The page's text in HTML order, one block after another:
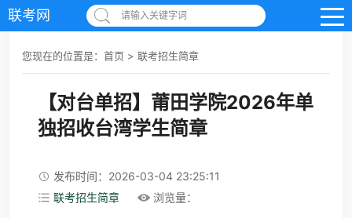
联考网 请输入关键字词
您现在的位置是： 首页 > 联考招生简章
【对台单招】莆田学院2026年单
独招收台湾学生简章
发布时间：2026-03-04 23:25:11
联考招生简章
浏览量：